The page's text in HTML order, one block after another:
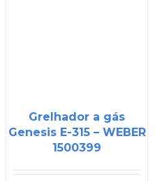
Grelhador a gás
Genesis E-315 – WEBER
1500399